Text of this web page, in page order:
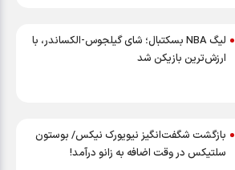
لیگ NBA بسکتبال؛ شای گیلجوس-الکساندر، با
ارزش‌ترین بازیکن شد
بازگشت شگفت‌انگیز نیویورک نیکس/ بوستون
سلتیکس در وقت اضافه به زانو درآمد!